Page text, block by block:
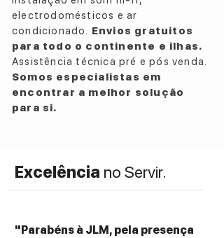
electrodomésticos e ar
condicionado. Envios gratuitos
para todo o continente e ilhas.
Assistência técnica pré e pós venda.
Somos especialistas em
encontrar a melhor solução
para si.
Excelência no Servir.
"Parabéns à JLM, pela presença